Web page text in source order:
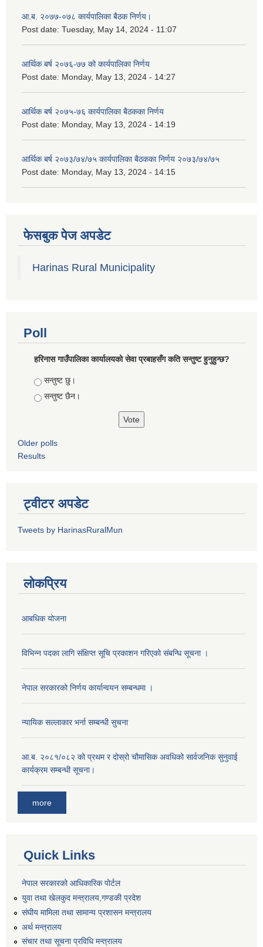
आ.ब. २०७७-०७८ कार्यपालिका बैठक निर्णय।
Post date: Tuesday, May 14, 2024 - 11:07
आर्थिक बर्ष २०७६-७७ को कार्यपालिका निर्णय
Post date: Monday, May 13, 2024 - 14:27
आर्थिक बर्ष २०७५-७६ कार्यपालिका बैठकका निर्णय
Post date: Monday, May 13, 2024 - 14:19
आर्थिक बर्ष २०७३/७४/७५ कार्यपालिका बैठकका निर्णय २०७३/७४/७५
Post date: Monday, May 13, 2024 - 14:15
फेसबुक पेज अपडेट
Harinas Rural Municipality
Poll
हरिनास गाउँपालिका कार्यालयको सेवा प्रबाहसँग कति सन्तुष्ट हुनुहुन्छ?
Choices
सन्तुष्ट छु।
सन्तुष्ट छैन।
Older polls
Results
ट्वीटर अपडेट
Tweets by HarinasRuralMun
लोकप्रिय
आबधिक योजना
विभिन्न पदका लागि संक्षिप्त सूचि प्रकाशन गरिएको संबन्धि सूचना ।
नेपाल सरकारको निर्णय कार्यान्वयन सम्बन्धमा ।
न्यायिक सल्लाकार भर्ना सम्बन्धी सुचना
आ.ब. २०८१/०८२ को प्रथम र दोस्रो चौमासिक अवधिको सार्वजनिक सुनुवाई
कार्यक्रम सम्बन्धी सूचना।
more
Quick Links
नेपाल सरकारको आधिकारिक पोर्टल
युवा तथा खेलकुद मन्त्रालय,गण्डकी प्रदेश
संघीय मामिला तथा सामान्य प्रशासन मन्त्रालय
अर्थ मन्त्रालय
संचार तथा सूचना प्रविधि मन्त्रालय